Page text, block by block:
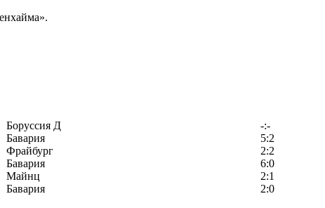
Боруссия Д -:-
Бавария 5:2
Фрайбург 2:2
Бавария 6:0
Майнц 2:1
Бавария 2:0